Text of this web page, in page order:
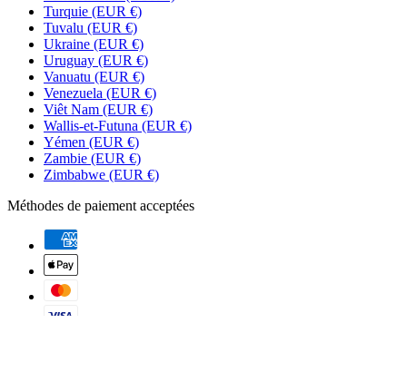
Turquie (EUR €)
Tuvalu (EUR €)
Ukraine (EUR €)
Uruguay (EUR €)
Vanuatu (EUR €)
Venezuela (EUR €)
Viêt Nam (EUR €)
Wallis-et-Futuna (EUR €)
Yémen (EUR €)
Zambie (EUR €)
Zimbabwe (EUR €)
Méthodes de paiement acceptées